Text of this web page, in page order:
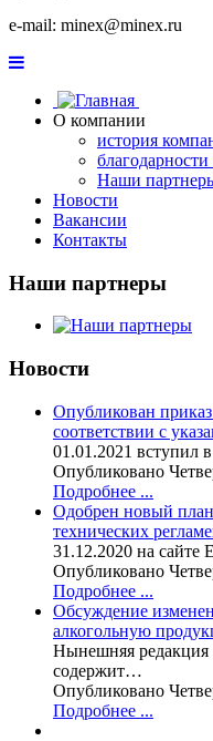
e-mail: minex@minex.ru
О компании
история
Наши
Новости
Вакансии
Контакты
Наши партнеры
Новости
Опубликован
соответствии с
01.01.2021 вступил
Опубликовано
Подробнее ...
Одобрен новый план
технических
31.12.2020 на
Опубликовано
Подробнее ...
Обсуждение
алкогольную
Нынешняя редакция
содержит…
Опубликовано
Подробнее ...